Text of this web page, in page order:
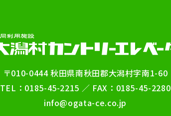
〒010-0444 秋田県南秋田郡大潟村字南1-60
TEL：0185-45-2215 ／ FAX：0185-45-2280
info@ogata-ce.co.jp